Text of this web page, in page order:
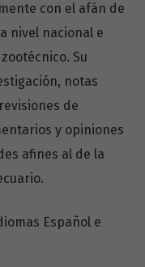
con el afán de
nivel nacional e
Su
notas
de
y opiniones
afines al de la
Español e